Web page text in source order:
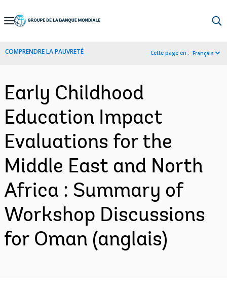
Skip
Navigation
COMPRENDRE LA PAUVRETÉ Cette page en : Français
Early Childhood
Education Impact
Evaluations for the
Middle East and North
Africa : Summary of
Workshop Discussions
for Oman (anglais)